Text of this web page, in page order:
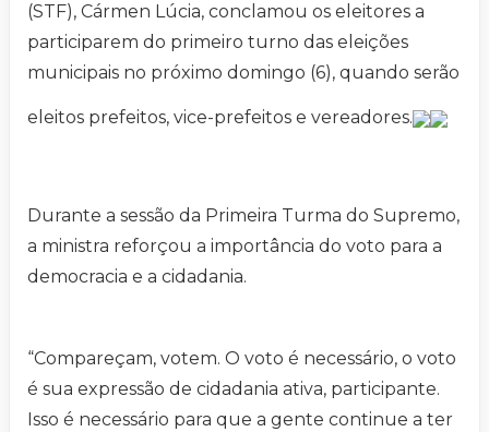
(STF), Cármen Lúcia, conclamou os eleitores a
participarem do primeiro turno das eleições
municipais no próximo domingo (6), quando serão
eleitos prefeitos, vice-prefeitos e vereadores.
Durante a sessão da Primeira Turma do Supremo,
a ministra reforçou a importância do voto para a
democracia e a cidadania.
“Compareçam, votem. O voto é necessário, o voto
é sua expressão de cidadania ativa, participante.
Isso é necessário para que a gente continue a ter